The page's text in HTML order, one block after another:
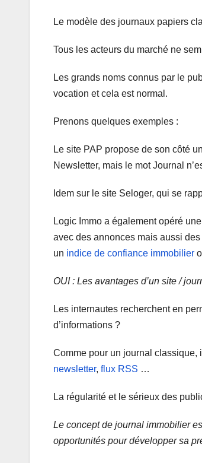
Le modèle des journaux papiers
Tous les acteurs du marché ne
Les grands noms connus par le
vocation et cela est normal.
Prenons quelques exemples :
Le site PAP propose de son côté
Newsletter, mais le mot Journal
Idem sur le site Seloger, qui se
Logic Immo a également opéré
avec des annonces mais aussi
un indice de confiance immobilier
OUI : Les avantages d’un site /
Les internautes recherchent en
d’informations ?
Comme pour un journal classique,
newsletter, flux RSS …
La régularité et le sérieux des
Le concept de journal immobilier
opportunités pour développer sa